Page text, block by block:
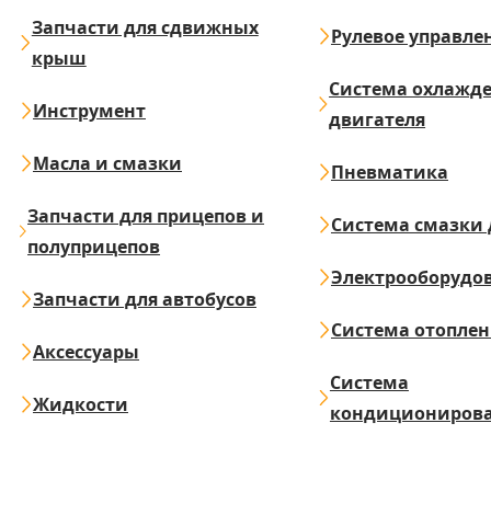
Запчасти для сдвижных
крыш
Инструмент
Масла и смазки
Запчасти для прицепов и
полуприцепов
Запчасти для автобусов
Аксессуары
Жидкости
Рулевое
Система
двигателя
Пневматика
Система смазки
Система
Система